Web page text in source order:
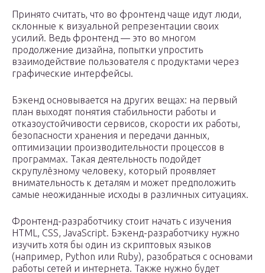
Принято считать, что во фронтенд чаще идут люди,
склонные к визуальной репрезентации своих
усилий. Ведь фронтенд — это во многом
продолжение дизайна, попытки упростить
взаимодействие пользователя с продуктами через
графические интерфейсы.
Бэкенд основывается на других вещах: на первый
план выходят понятия стабильности работы и
отказоустойчивости сервисов, скорости их работы,
безопасности хранения и передачи данных,
оптимизации производительности процессов в
программах. Такая деятельность подойдет
скрупулёзному человеку, который проявляет
внимательность к деталям и может предположить
самые неожиданные исходы в различных ситуациях.
Фронтенд-разработчику стоит начать с изучения
HTML, CSS, JavaScript. Бэкенд-разработчику нужно
изучить хотя бы один из скриптовых языков
(например, Python или Ruby), разобраться с основами
работы сетей и интернета. Также нужно будет